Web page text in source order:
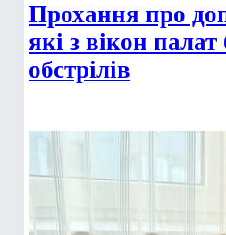
Прохання про
які з вікон
обстрілів